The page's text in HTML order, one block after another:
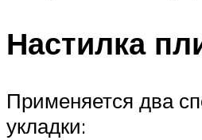
Настилка
Применяется два
укладки: